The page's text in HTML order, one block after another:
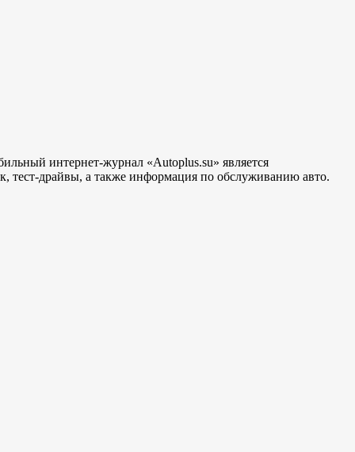
интернет-журнал «Autoplus.su» является
тест-драйвы, а также информация по обслуживанию авто.